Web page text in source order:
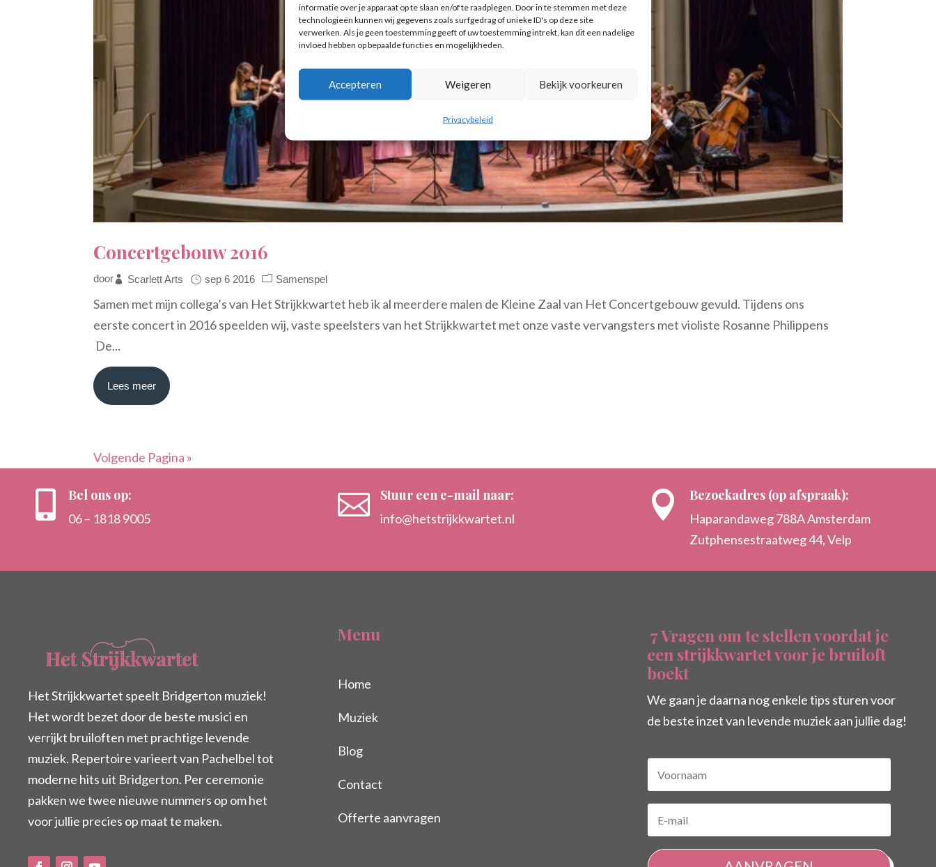
informatie over je apparaat op te slaan en/of te raadplegen. Door in te stemmen met deze
technologieën kunnen wij gegevens zoals surfgedrag of unieke ID's op deze site
verwerken. Als je geen toestemming geeft of uw toestemming intrekt, kan dit een nadelige
invloed hebben op bepaalde functies en mogelijkheden.
Accepteren Weigeren Bekijk voorkeuren
Privacybeleid
Concertgebouw 2016
door Scarlett Arts sep 6 2016 Samenspel
Samen met mijn collega’s van Het Strijkkwartet heb ik al meerdere malen de Kleine Zaal van Het Concertgebouw gevuld. Tijdens ons
eerste concert in 2016 speelden wij, vaste speelsters van het Strijkkwartet met onze vaste vervangsters met violiste Rosanne Philippens
De...
Lees meer
Volgende Pagina »
 Bel ons op:
06 – 1818 9005  Stuur een e-mail naar:
info@hetstrijkkwartet.nl  Bezoekadres (op afspraak):
Haparandaweg 788A Amsterdam
Zutphensestraatweg 44, Velp
Het Strijkkwartet speelt Bridgerton muziek!
Het wordt bezet door de beste musici en
verrijkt bruiloften met prachtige levende
muziek. Repertoire varieert van Pachelbel tot
moderne hits uit Bridgerton. Per ceremonie
pakken we twee nieuwe nummers op om het
voor jullie precies op maat te maken.
Menu
Home
Muziek
Blog
Contact
Offerte aanvragen
7 Vragen om te stellen voordat je
een strijkkwartet voor je bruiloft
boekt
We gaan je daarna nog enkele tips sturen voor
de beste inzet van levende muziek aan jullie dag!